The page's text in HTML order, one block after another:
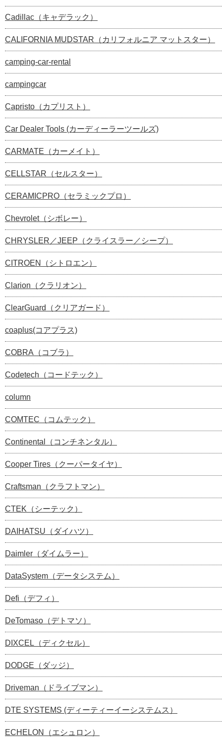
Cadillac（キャデラック）
CALIFORNIA MUDSTAR（カリフォルニア マットスター）
camping-car-rental
campingcar
Capristo（カプリスト）
Car Dealer Tools (カーディーラーツールズ)
CARMATE（カーメイト）
CELLSTAR（セルスター）
CERAMICPRO（セラミックプロ）
Chevrolet（シボレー）
CHRYSLER／JEEP（クライスラー／シープ）
CITROEN（シトロエン）
Clarion（クラリオン）
ClearGuard（クリアガード）
coaplus(コアプラス)
COBRA（コブラ）
Codetech（コードテック）
column
COMTEC（コムテック）
Continental（コンチネンタル）
Cooper Tires（クーパータイヤ）
Craftsman（クラフトマン）
CTEK（シーテック）
DAIHATSU（ダイハツ）
Daimler（ダイムラー）
DataSystem（データシステム）
Defi（デフィ）
DeTomaso（デトマソ）
DIXCEL（ディクセル）
DODGE（ダッジ）
Driveman（ドライブマン）
DTE SYSTEMS (ディーティーイーシステムス）
ECHELON（エシュロン）